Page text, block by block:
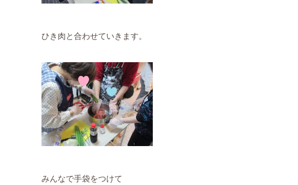
ひき肉と合わせていきます。
みんなで手袋をつけて